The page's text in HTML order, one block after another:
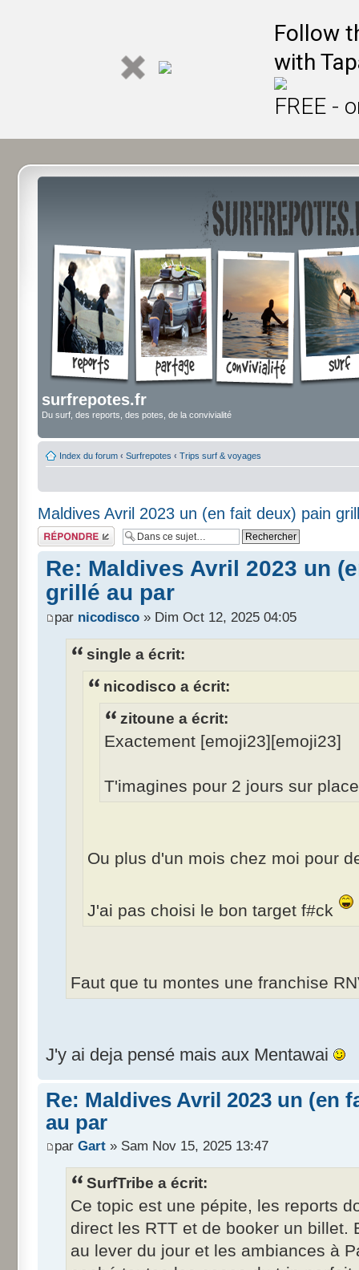
Follow
with
FREE -
surfrepotes.fr
Du surf, des reports, des potes, de la convivialité
Index du forum ‹ Surfrepotes ‹ Trips surf & voyages
Maldives Avril 2023 un (en fait deux) pain
Répondre
Re: Maldives Avril 2023 un
grillé au par
par nicodisco » Dim Oct 12, 2025 04:05
single a écrit:
nicodisco a écrit:
zitoune a écrit:
Exactement [emoji23][emoji23]
T'imagines pour 2 jours sur
Ou plus d'un mois chez moi pour
J'ai pas choisi le bon target f#ck
Faut que tu montes une franchise
J'y ai deja pensé mais aux Mentawai
Re: Maldives Avril 2023 un (en
au par
par Gart » Sam Nov 15, 2025 13:47
SurfTribe a écrit:
Ce topic est une pépite, les reports
direct les RTT et de booker un billet.
au lever du jour et les ambiances à